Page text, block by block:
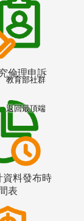
倫理申訴
資料發布時
間表
教育部社群
返回最頂端